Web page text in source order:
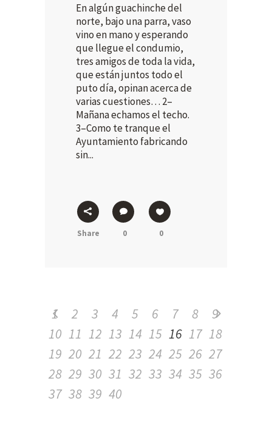
En algún guachinche del
norte, bajo una parra, vaso
vino en mano y esperando
que llegue el condumio,
tres amigos de toda la vida,
que están juntos todo el
puto día, opinan acerca de
varias cuestiones… 2–
Mañana echamos el techo.
3–Como te tranque el
Ayuntamiento fabricando
sin...
Share 0 0
1 2 3 4 5 6 7 8
9
10 11 12 13 14 15 16 17 18
19 20 21 22 23 24 25 26 27
28 29 30 31 32 33 34 35 36
37 38 39 40